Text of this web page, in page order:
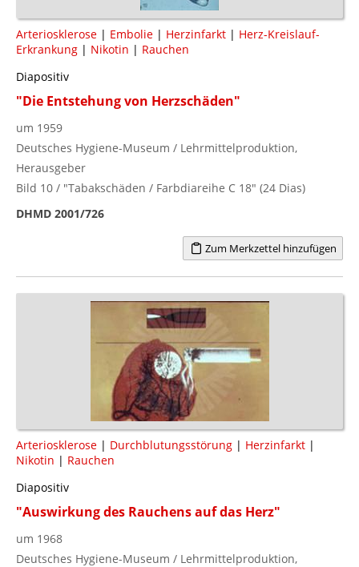
Arteriosklerose | Embolie | Herzinfarkt | Herz-Kreislauf-
Erkrankung | Nikotin | Rauchen
Diapositiv
"Die Entstehung von Herzschäden"
um 1959
Deutsches Hygiene-Museum / Lehrmittelproduktion,
Herausgeber
Bild 10 / "Tabakschäden / Farbdiareihe C 18" (24 Dias)
DHMD 2001/726
Zum Merkzettel hinzufügen
Arteriosklerose | Durchblutungsstörung | Herzinfarkt |
Nikotin | Rauchen
Diapositiv
"Auswirkung des Rauchens auf das Herz"
um 1968
Deutsches Hygiene-Museum / Lehrmittelproduktion,